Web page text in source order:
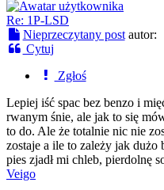
Re: 1P-LSD
Nieprzeczytany post autor:
Cytuj
Zgłoś
Lepiej iść spac bez benzo i
rwanym śnie, ale jak to się
to do. Ale że totalnie nic nie
zostaje a ile to zależy jak dużo
pies zjadł mi chleb, pierdolnę
Veigo